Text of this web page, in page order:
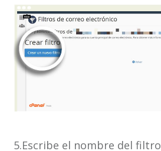
5.Escribe el nombre del